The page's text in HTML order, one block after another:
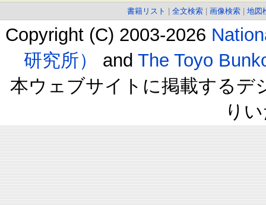
書籍リスト 全文検索 画像検索 地図
Copyright (C) 2003-2026
研究所）
and The Toyo
本ウェブサイトに掲載するデ
り